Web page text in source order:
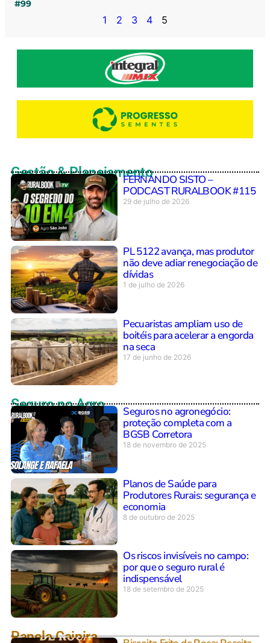
#99
1 2 3 4 5
Gestão & PlanejamentoFERNANDO SISTO –
PODCAST RURALBOOK #115
29 de julho de 2026
PL 5122 avança, mas produtor
não deve adiar renegociação de
dívidas
1 de julho de 2026
Pecuaristas ampliam uso de
boitéis para acelerar a engorda
na seca
17 de junho de 2026
Seguro no Agro
Seguros no agronegócio:
proteção completa com a
BGSB Corretora
18 de novembro de 2025
Planos de Saúde para
Produtores Rurais: segurança e
economia
8 de outubro de 2025
Os riscos invisíveis no campo:
por que o seguro rural é
indispensável
18 de setembro de 2025
Panela Caipira